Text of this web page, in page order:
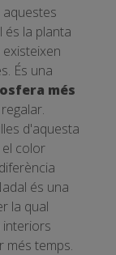
és la planta
És una
més
d'aquesta
color
és una
la qual
interiors
més temps.